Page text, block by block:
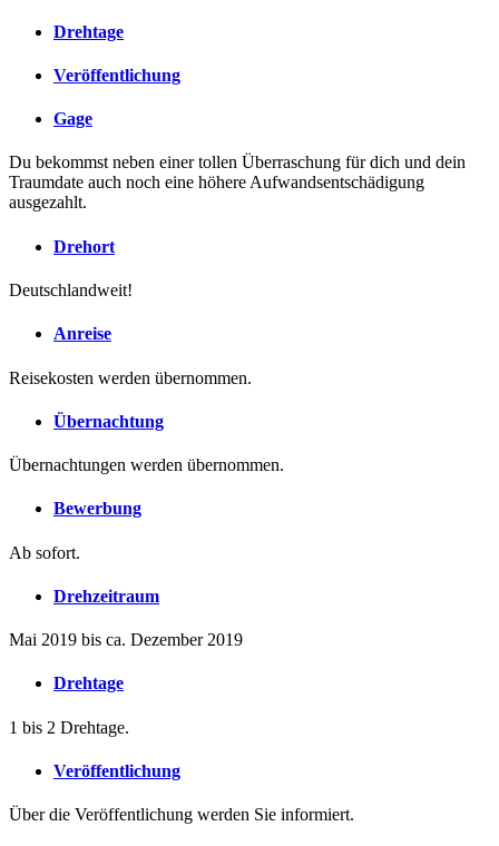
Drehtage
Veröffentlichung
Gage
Du bekommst neben einer tollen Überraschung für dich und dein
Traumdate auch noch eine höhere Aufwandsentschädigung
ausgezahlt.
Drehort
Deutschlandweit!
Anreise
Reisekosten werden übernommen.
Übernachtung
Übernachtungen werden übernommen.
Bewerbung
Ab sofort.
Drehzeitraum
Mai 2019 bis ca. Dezember 2019
Drehtage
1 bis 2 Drehtage.
Veröffentlichung
Über die Veröffentlichung werden Sie informiert.